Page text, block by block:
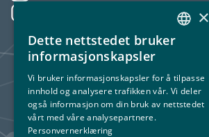
NORWEGIAN
×
Dette nettstedet bruker
informasjonskapsler
Vi bruker informasjonskapsler for å tilpasse
innhold og analysere trafikken vår. Vi deler
også informasjon om din bruk av nettstedet
vårt med våre analysepartnere.
Personvernerklæring